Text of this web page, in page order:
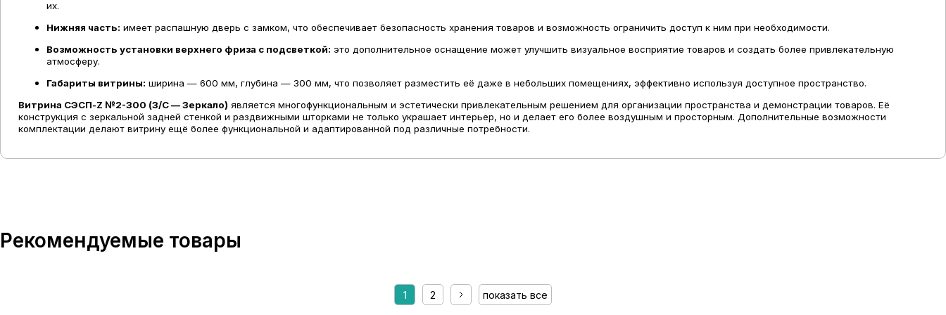
их.
Нижняя часть: имеет распашную дверь с замком, что обеспечивает безопасность хранения товаров и возможность ограничить доступ к ним при необходимости.
Возможность установки верхнего фриза с подсветкой: это дополнительное оснащение может улучшить визуальное восприятие товаров и создать более привлекательную
атмосферу.
Габариты витрины: ширина — 600 мм, глубина — 300 мм, что позволяет разместить её даже в небольших помещениях, эффективно используя доступное пространство.
Витрина СЭСП-Z №2-300 (З/C — Зеркало) является многофункциональным и эстетически привлекательным решением для организации пространства и демонстрации товаров. Её
конструкция с зеркальной задней стенкой и раздвижными шторками не только украшает интерьер, но и делает его более воздушным и просторным. Дополнительные возможности
комплектации делают витрину ещё более функциональной и адаптированной под различные потребности.
Рекомендуемые товары
1 2 показать все